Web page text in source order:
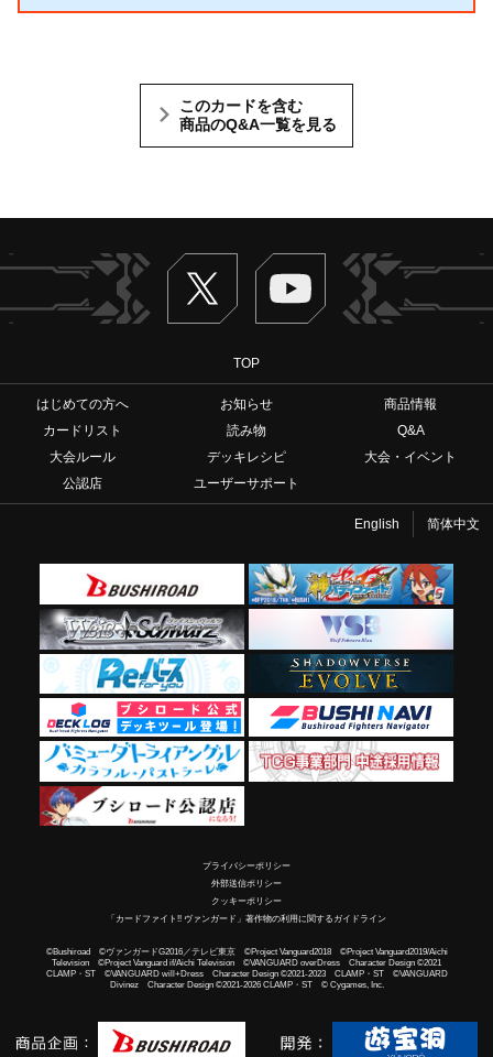
このカードを含む
商品のQ&A一覧を見る
Twitter ヴァンガードch
TOP
はじめての方へ お知らせ
商品情報
カードリスト
読み物
Q&A
大会ルール
デッキレシピ
大会・イベント
公認店
ユーザーサポート
English 简体中文
プライバシーポリシー
外部送信ポリシー
クッキーポリシー
「カードファイト!! ヴァンガード」著作物の利用に関するガイドライン
©Bushiroad ©ヴァンガードG2016／テレビ東京 ©Project Vanguard2018 ©Project Vanguard2019/Aichi
Television ©Project Vanguard if/Aichi Television ©VANGUARD overDress Character Design ©2021
CLAMP・ST ©VANGUARD will+Dress Character Design ©2021-2023 CLAMP・ST ©VANGUARD
Divinez Character Design ©2021-2026 CLAMP・ST © Cygames, Inc.